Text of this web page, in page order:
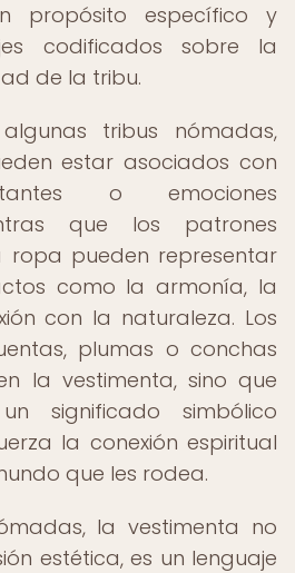
propósito específico y
codificados sobre la
de la tribu.
tribus nómadas,
estar asociados con
o emociones
que los patrones
ropa pueden representar
como la armonía, la
con la naturaleza. Los
plumas o conchas
la vestimenta, sino que
significado simbólico
la conexión espiritual
que les rodea.
la vestimenta no
estética, es un lenguaje